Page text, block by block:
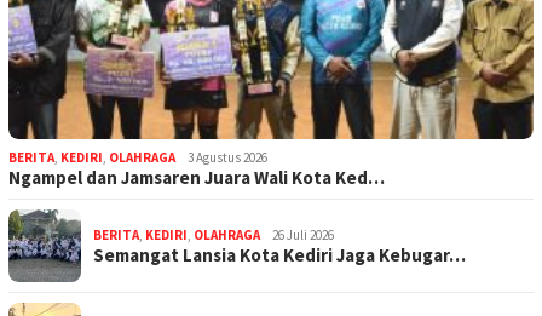
BERITA KEDIRI OLAHRAGA 3 Agustus 2026
Ngampel dan Jamsaren Juara Wali Kota Ked…
BERITA KEDIRI OLAHRAGA 26 Juli 2026
Semangat Lansia Kota Kediri Jaga Kebugar…